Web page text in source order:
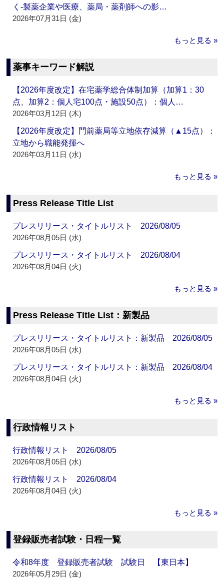
く‐製薬企業や医療、薬局・薬剤師への影…
2026年07月31日 (金)
もっと見る »
薬事キーワード解説
【2026年度改定】在宅薬学総合体制加算（加算1：30
点、加算2：個人宅100点・施設50点）：個人…
2026年03月12日 (木)
【2026年度改定】門前薬局等立地依存減算（▲15点）：
立地から職能発揮へ
2026年03月11日 (水)
もっと見る »
Press Release Title List
プレスリリース・タイトルリスト 2026/08/05
2026年08月05日 (水)
プレスリリース・タイトルリスト 2026/08/04
2026年08月04日 (火)
もっと見る »
Press Release Title List：新製品
プレスリリース・タイトルリスト：新製品 2026/08/05
2026年08月05日 (水)
プレスリリース・タイトルリスト：新製品 2026/08/04
2026年08月04日 (火)
もっと見る »
行政情報リスト
行政情報リスト 2026/08/05
2026年08月05日 (水)
行政情報リスト 2026/08/04
2026年08月04日 (火)
もっと見る »
登録販売者試験・日程一覧
令和8年度 登録販売者試験 試験日 【東日本】
2026年05月29日 (金)